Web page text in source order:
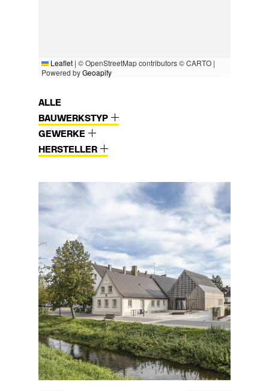
Leaflet | © OpenStreetMap contributors © CARTO |
Powered byGeoapify
ALLE
BAUWERKSTYP
GEWERKE
HERSTELLER